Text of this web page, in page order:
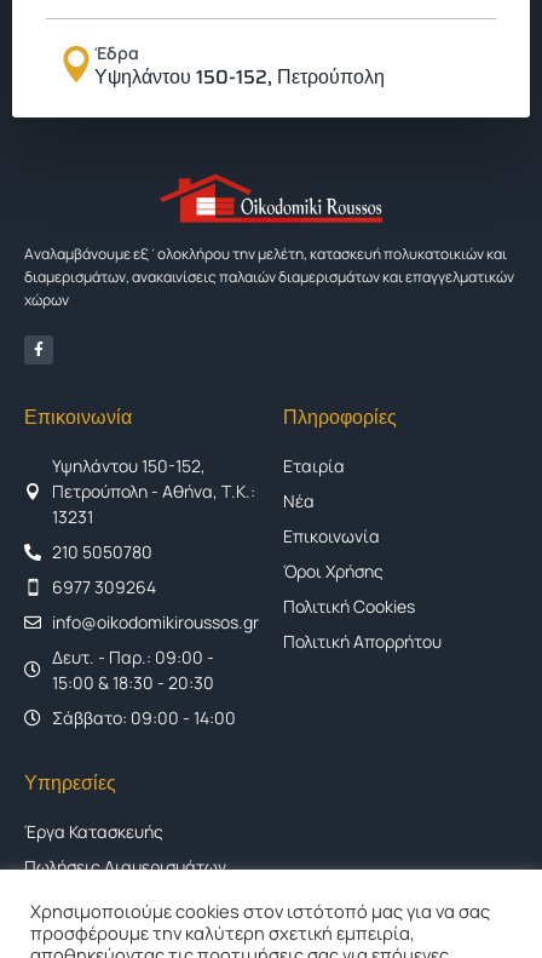
Έδρα
Υψηλάντου 150-152, Πετρούπολη
Αναλαμβάνουμε εξ΄ολοκλήρου την μελέτη, κατασκευή πολυκατοικιών και
διαμερισμάτων, ανακαινίσεις παλαιών διαμερισμάτων και επαγγελματικών
χώρων
Επικοινωνία
Υψηλάντου 150-152,
Πετρούπολη - Αθήνα, Τ.Κ.:
13231
210 5050780
6977 309264
info@oikodomikiroussos.gr
Δευτ. - Παρ.: 09:00 -
15:00 & 18:30 - 20:30
Σάββατο: 09:00 - 14:00
Πληροφορίες
Εταιρία
Νέα
Επικοινωνία
Όροι Χρήσης
Πολιτική Cookies
Πολιτική Απορρήτου
Υπηρεσίες
Έργα Κατασκευής
Πωλήσεις Διαμερισμάτων
Αντιπαροχές
Ανακαινίσεις
Χρησιμοποιούμε cookies στον ιστότοπό μας για να σας
προσφέρουμε την καλύτερη σχετική εμπειρία,